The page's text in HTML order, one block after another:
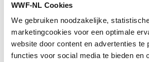
WWF-NL Cookies
We gebruiken noodzakelijke,
marketingcookies voor een optimale
website door content en advertenties te
functies voor social media te bieden en
beker
Bij veel coffee-to-go winkeltjes, zoals